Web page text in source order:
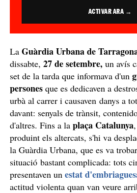
ACTIVAR ARA →
La Guàrdia Urbana de
dissabte, 27 de setembre, un avís
set de la tarda que informava d'un
persones que es dedicaven a
urbà al carrer i causaven danys a
davant: senyals de trànsit,
d'altres. Fins a la plaça Catalunya
produint els altercats, s'hi va
la Guàrdia Urbana, que es va
situació bastant complicada: tots
presentaven un estat
actitud violenta quan van veure